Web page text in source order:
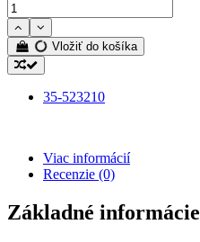
Vložiť do košíka
35-523210
Viac informácií
Recenzie (0)
Základné informácie